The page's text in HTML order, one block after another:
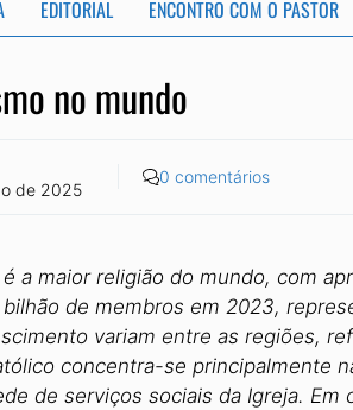
EDITORIAL ENCONTRO COM O PASTOR
no mundo
de 2025
0 comentários
a maior religião do mundo, com
de membros em 2023,
variam entre as regiões,
concentra-se principalmente
de serviços sociais da Igreja.